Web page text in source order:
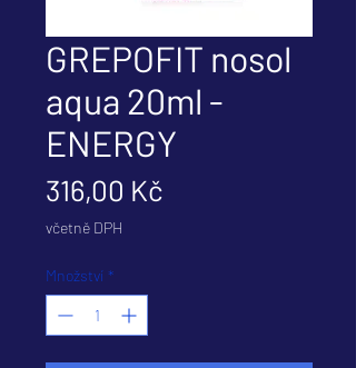
GREPOFIT nosol
aqua 20ml -
ENERGY
316,00 Kč
včetně DPH
Množství *